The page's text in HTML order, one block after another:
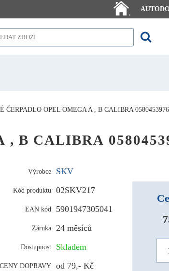
.
ČERPADLO OPEL OMEGA A , B CALIBRA 0580453976
, B CALIBRA
Výrobce SKV
Kód produktu 02SKV217
EAN kód 5901947305041
Záruka 24 měsíců
Dostupnost Skladem
CENY DOPRAVY od 79,- Kč